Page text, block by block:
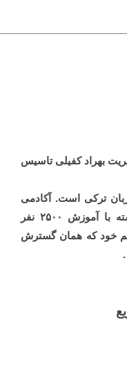
در سال ۱۳۹۴ با مدیریت بهراد کفیلی تاسیس
ترکی است. آکادمی
سوین در سالهای فعالیت خود توانسته با آموزش ۲۵۰۰ نفر
خود که همان گسترش
.